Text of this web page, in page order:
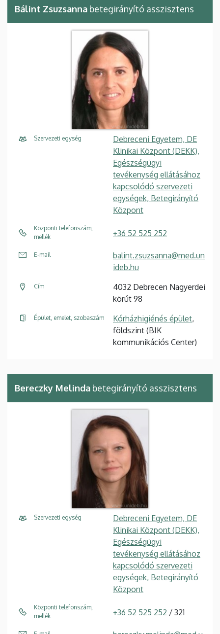
Bálint Zsuzsanna betegirányító asszisztens
Szervezeti egység
Debreceni Egyetem, DE
Klinikai Központ (DEKK),
Egészségügyi
tevékenység ellátásához
kapcsolódó szervezeti
egységek, Betegirányító
Központ
Központi telefonszám,
mellék
+36 52 525 252
E-mail
balint.zsuzsanna@med.un
ideb.hu
Cím
4032 Debrecen Nagyerdei
körút 98
Épület, emelet, szobaszám Kórházhigiénés épület,
földszint (BIK
kommunikációs Center)
Bereczky Melinda betegirányító asszisztens
Szervezeti egység
Debreceni Egyetem, DE
Klinikai Központ (DEKK),
Egészségügyi
tevékenység ellátásához
kapcsolódó szervezeti
egységek, Betegirányító
Központ
Központi telefonszám,
mellék
+36 52 525 252 / 321